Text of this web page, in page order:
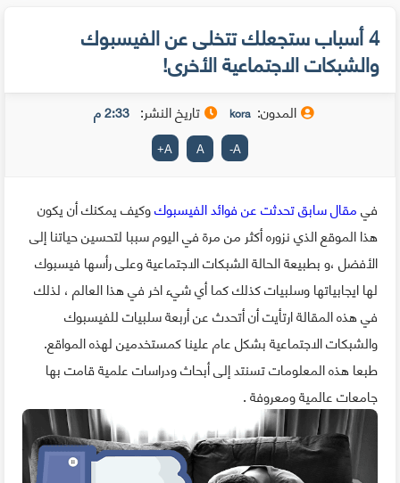
4 أسباب ستجعلك تتخلى عن الفيسبوك
والشبكات الاجتماعية الأخرى!
المدون: kora تاريخ النشر: 2:33 م
A
-
A
A
+
فيمقال سابق تحدثت عن فوائد الفيسبوكوكيف يمكنك أن يكون
هذا الموقع الذي نزوره أكثر من مرة في اليوم سببا لتحسين حياتنا إلى
الأفضل ،و بطبيعة الحالة الشبكات الاجتماعية وعلى رأسها فيسبوك
لها ايجابياتها وسلبيات كذلك كما أي شيء اخر في هذا العالم ، لذلك
في هذه المقالة ارتأيت أن أتحدث عن أربعة سلبيات للفيسبوك
والشبكات الاجتماعية بشكل عام علينا كمستخدمين لهذه المواقع.
طبعا هذه المعلومات تسنتد إلى أبحاث ودراسات علمية قامت بها
جامعات عالمية ومعروفة .